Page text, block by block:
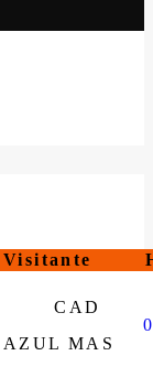
Visitante
CAD
AZUL MAS